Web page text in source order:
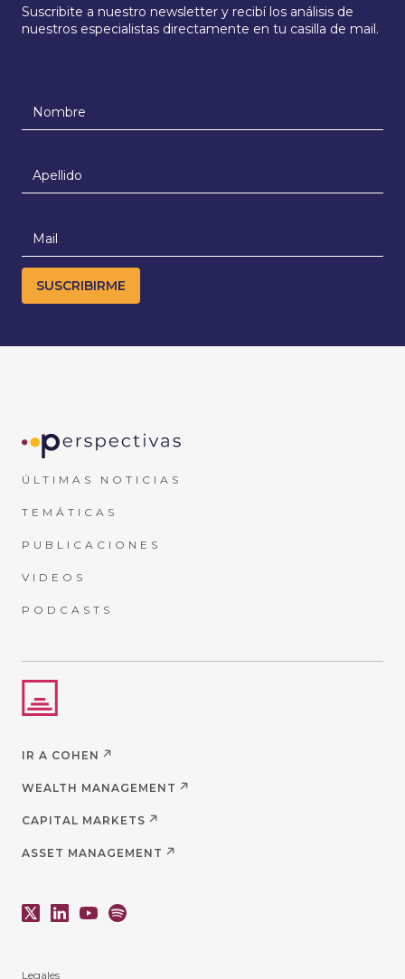
Suscribite a nuestro newsletter y recibí los análisis de
nuestros especialistas directamente en tu casilla de mail.
ÚLTIMAS NOTICIAS
TEMÁTICAS
PUBLICACIONES
VIDEOS
PODCASTS
IR A COHEN
WEALTH MANAGEMENT
CAPITAL MARKETS
ASSET MANAGEMENT
Legales